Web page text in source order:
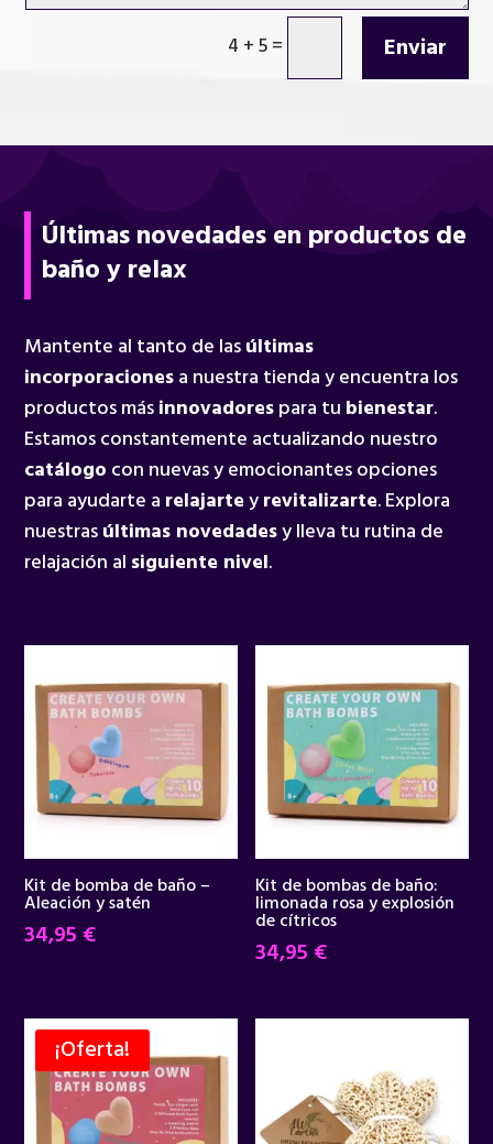
4 + 5= Enviar
Últimas novedades en productos de
baño y relax
Mantente al tanto de lasúltimas
incorporacionesa nuestra tienda y encuentra los
productos másinnovadorespara tu bienestar.
Estamos constantemente actualizando nuestro
catálogo con nuevas y emocionantes opciones
para ayudarte a relajarteyrevitalizarte. Explora
nuestrasúltimas novedadesy lleva tu rutina de
relajación al siguiente nivel.
Kit de bomba de baño –
Aleación y satén
34,95 €
Kit de bombas de baño:
limonada rosa y explosión
de cítricos
34,95 €
¡Oferta!